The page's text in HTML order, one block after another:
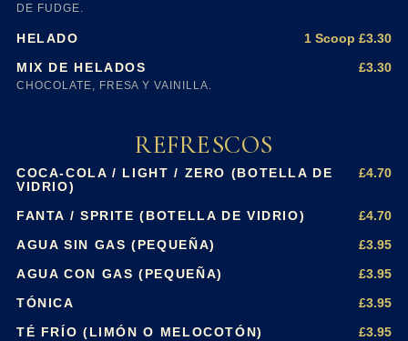
DE FUDGE.
HELADO 1 Scoop £3.30
MIX DE HELADOS £3.30
CHOCOLATE, FRESA Y VAINILLA.
REFRESCOS
COCA-COLA / LIGHT / ZERO (BOTELLA DE
VIDRIO)
£4.70
FANTA / SPRITE (BOTELLA DE VIDRIO) £4.70
AGUA SIN GAS (PEQUEÑA) £3.95
AGUA CON GAS (PEQUEÑA) £3.95
TÓNICA £3.95
TÉ FRÍO (LIMÓN O MELOCOTÓN) £3.95